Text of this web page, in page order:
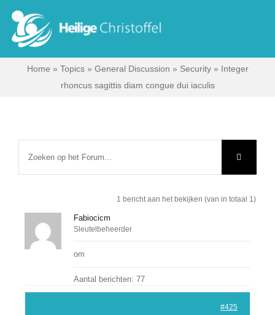
content
Ik zoek …
Bisdom Antwerpen
Lid Worden
Home » Topics» General Discussion » Security» Integer
rhoncus sagittis diam congue dui iaculis
1 bericht aan het bekijken (van in totaal 1)
Fabiocicm
Sleutelbeheerder
om
Aantal berichten: 77
#425